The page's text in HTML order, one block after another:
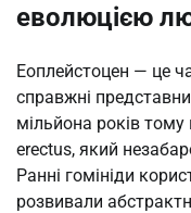
еволюцією
Еоплейстоцен — це
справжні
мільйона років
erectus, який
Ранні гомініди
розвивали